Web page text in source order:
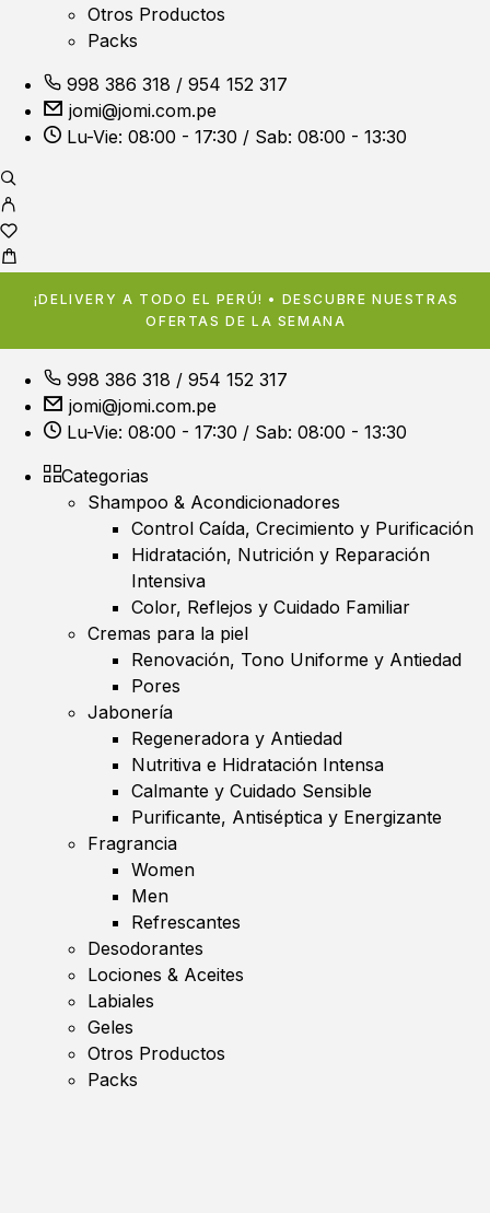
Otros Productos
Packs
998 386 318 / 954 152 317
jomi@jomi.com.pe
Lu-Vie: 08:00 - 17:30 / Sab: 08:00 - 13:30
¡DELIVERY A TODO EL PERÚ! • DESCUBRE NUESTRAS
OFERTAS DE LA SEMANA
998 386 318 / 954 152 317
jomi@jomi.com.pe
Lu-Vie: 08:00 - 17:30 / Sab: 08:00 - 13:30
Categorias
Shampoo & Acondicionadores
Control Caída, Crecimiento y Purificación
Hidratación, Nutrición y Reparación
Intensiva
Color, Reflejos y Cuidado Familiar
Cremas para la piel
Renovación, Tono Uniforme y Antiedad
Pores
Jabonería
Regeneradora y Antiedad
Nutritiva e Hidratación Intensa
Calmante y Cuidado Sensible
Purificante, Antiséptica y Energizante
Fragrancia
Women
Men
Refrescantes
Desodorantes
Lociones & Aceites
Labiales
Geles
Otros Productos
Packs